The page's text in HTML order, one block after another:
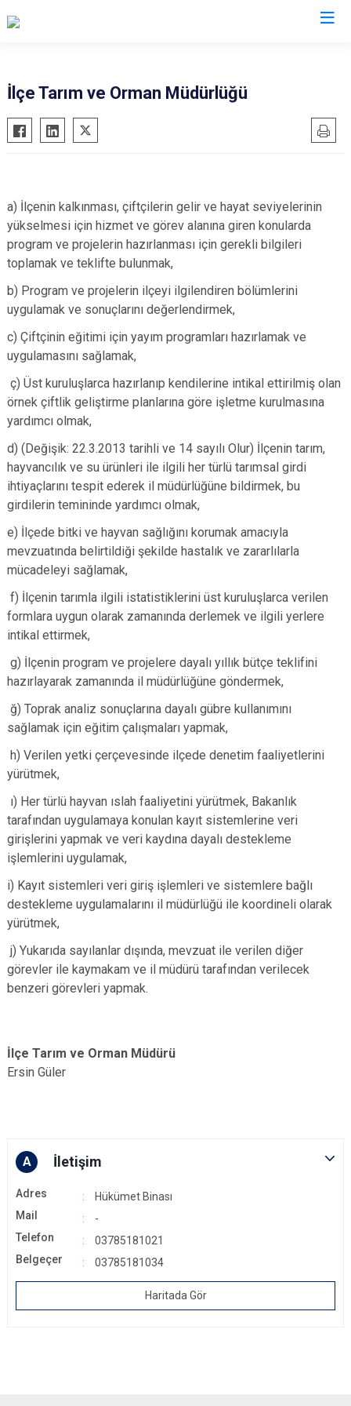
Amasra
Kurucaşile
İlçe Tarım ve Orman Müdürlüğü
a) İlçenin kalkınması, çiftçilerin gelir ve hayat seviyelerinin
yükselmesi için hizmet ve görev alanına giren konularda
program ve projelerin hazırlanması için gerekli bilgileri
toplamak ve teklifte bulunmak,
b) Program ve projelerin ilçeyi ilgilendiren bölümlerini
uygulamak ve sonuçlarını değerlendirmek,
c) Çiftçinin eğitimi için yayım programları hazırlamak ve
uygulamasını sağlamak,
ç) Üst kuruluşlarca hazırlanıp kendilerine intikal ettirilmiş olan
örnek çiftlik geliştirme planlarına göre işletme kurulmasına
yardımcı olmak,
d) (Değişik: 22.3.2013 tarihli ve 14 sayılı Olur) İlçenin tarım,
hayvancılık ve su ürünleri ile ilgili her türlü tarımsal girdi
ihtiyaçlarını tespit ederek il müdürlüğüne bildirmek, bu
girdilerin temininde yardımcı olmak,
e) İlçede bitki ve hayvan sağlığını korumak amacıyla
mevzuatında belirtildiği şekilde hastalık ve zararlılarla
mücadeleyi sağlamak,
f) İlçenin tarımla ilgili istatistiklerini üst kuruluşlarca verilen
formlara uygun olarak zamanında derlemek ve ilgili yerlere
intikal ettirmek,
g) İlçenin program ve projelere dayalı yıllık bütçe teklifini
hazırlayarak zamanında il müdürlüğüne göndermek,
ğ) Toprak analiz sonuçlarına dayalı gübre kullanımını
sağlamak için eğitim çalışmaları yapmak,
h) Verilen yetki çerçevesinde ilçede denetim faaliyetlerini
yürütmek,
ı) Her türlü hayvan ıslah faaliyetini yürütmek, Bakanlık
tarafından uygulamaya konulan kayıt sistemlerine veri
girişlerini yapmak ve veri kaydına dayalı destekleme
işlemlerini uygulamak,
i) Kayıt sistemleri veri giriş işlemleri ve sistemlere bağlı
destekleme uygulamalarını il müdürlüğü ile koordineli olarak
yürütmek,
j) Yukarıda sayılanlar dışında, mevzuat ile verilen diğer
görevler ile kaymakam ve il müdürü tarafından verilecek
benzeri görevleri yapmak.
İlçe Tarım ve Orman Müdürü
Ersin Güler
A İletişim
Adres
Hükümet Binası
Mail
-
Telefon
03785181021
Belgeçer
03785181034
Haritada Gör